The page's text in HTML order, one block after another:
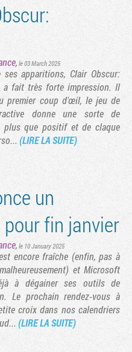
, le 03 March 2025
apparitions, Clair Obscur:
a fait très forte impression. Il
premier coup d'œil, le jeu de
donne une sorte de
plus que positif et de claque
(LIRE LA SUITE)
un
fin janvier
, le 10 January 2025
encore fraîche (enfin, pas à
et Microsoft
à dégainer ses outils de
Le prochain rendez-vous à
croix dans nos calendriers
(LIRE LA SUITE)